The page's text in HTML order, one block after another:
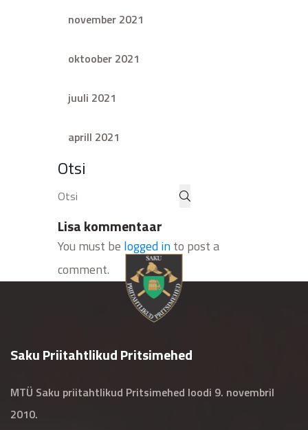
november 2021
oktoober 2021
juuli 2021
aprill 2021
Otsi
Lisa kommentaar
You must be logged into post a
comment.
Saku Priitahtlikud Pritsimehed
MTÜ Saku priitahtlikud Pritsimehed loodi 9. novembril
2010.